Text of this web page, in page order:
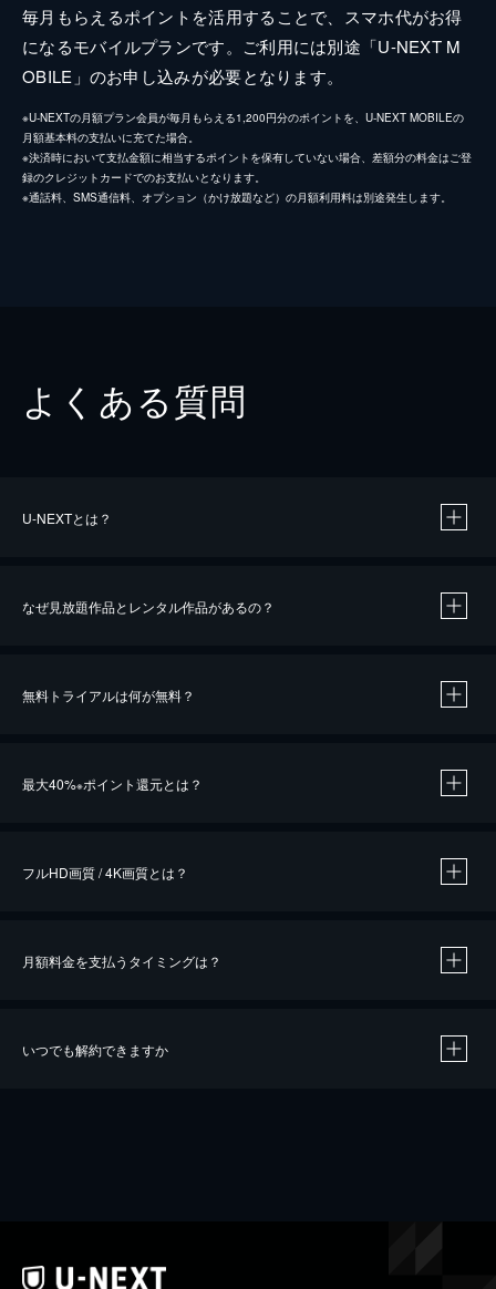
毎月もらえるポイントを活用することで、スマホ代がお得
になるモバイルプランです。ご利用には別途「U-NEXT M
OBILE」のお申し込みが必要となります。
※U-NEXTの月額プラン会員が毎月もらえる1,200円分のポイントを、U-NEXT MOBILEの
月額基本料の支払いに充てた場合。
※決済時において支払金額に相当するポイントを保有していない場合、差額分の料金はご登
録のクレジットカードでのお支払いとなります。
※通話料、SMS通信料、オプション（かけ放題など）の月額利用料は別途発生します。
よくある質問
U-NEXTとは？
なぜ見放題作品とレンタル作品があるの？
無料トライアルは何が無料？
最大40%※ポイント還元とは？
※40％ポイント還元の対象は、クレジットカード決済による作品の購入 / レンタルです。
フルHD画質 / 4K画質とは？
月額料金を支払うタイミングは？
いつでも解約できますか